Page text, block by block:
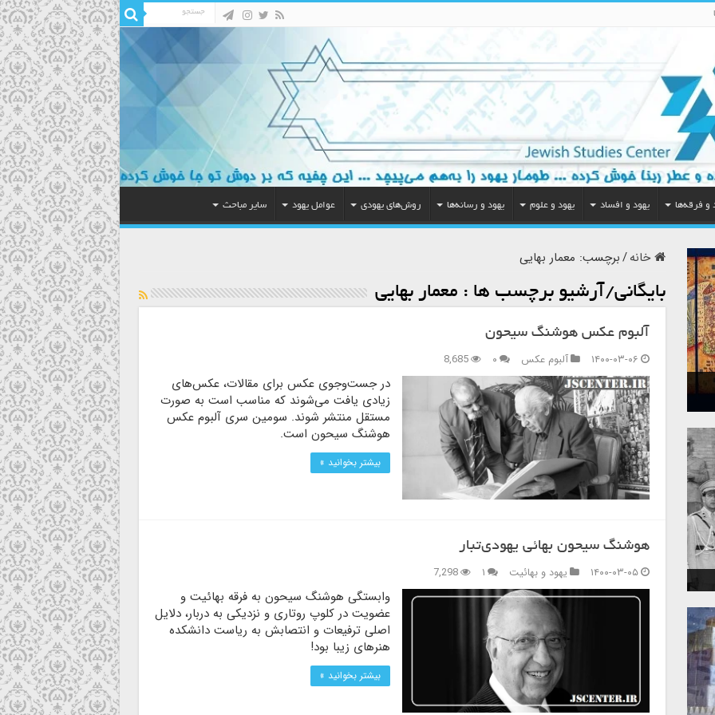
و فرقه‌ها یهود و افساد یهود و علوم یهود و رسانه‌ها روش‌های یهودی عوامل یهود سایر مباحث
خانه/برچسب: معمار بهایی
بایگانی/آرشیو برچسب ها : معمار بهایی
آلبوم عکس هوشنگ سیحون
۱۴۰۰-۰۳-۰۶
آلبوم عکس ۰ 8,685
در جست‌وجوی عکس برای مقالات، عکس‌های
زیادی یافت می‌شوند که مناسب است به صورت
مستقل منتشر شوند. سومین سری آلبوم عکس
هوشنگ سیحون است.
بیشتر بخوانید »
هوشنگ سیحون بهائی یهودی‌تبار
۱۴۰۰-۰۳-۰۵
یهود و بهائیت ۱ 7,298
وابستگی هوشنگ سیحون به فرقه بهائیت و
عضویت در کلوپ روتاری و نزدیکی به دربار، دلایل
اصلی ترفیعات و انتصابش به ریاست دانشکده
هنرهای زیبا بود!
بیشتر بخوانید »